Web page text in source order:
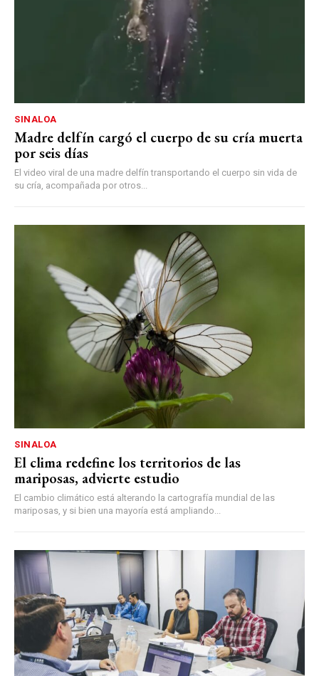
SINALOA
Madre delfín cargó el cuerpo de su cría muerta
por seis días
El video viral de una madre delfín transportando el cuerpo sin vida de
su cría, acompañada por otros...
SINALOA
El clima redefine los territorios de las
mariposas, advierte estudio
El cambio climático está alterando la cartografía mundial de las
mariposas, y si bien una mayoría está ampliando...